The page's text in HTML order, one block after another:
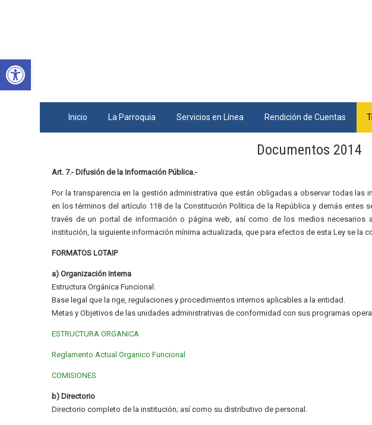
Inicio La Parroquia Servicios en Línea Rendición de Cuentas
Documentos 2014
Art. 7.- Difusión de la Información Pública.-
Por la transparencia en la gestión administrativa que están obligadas a observar todas
en los términos del artículo 118 de la Constitución Política de la República y demás entes
través de un portal de información o página web, así como de los medios necesarios
institución, la siguiente información mínima actualizada, que para efectos de esta Ley se la
FORMATOS LOTAIP
a) Organización Interna
Estructura Orgánica Funcional.
Base legal que la rige, regulaciones y procedimientos internos aplicables a la entidad.
Metas y Objetivos de las unidades administrativas de conformidad con sus programas
ESTRUCTURA ORGANICA
Reglamento Actual Organico Funcional
COMISIONES
b) Directorio
Directorio completo de la institución; así como su distributivo de personal.
Abrir barra de herramientas